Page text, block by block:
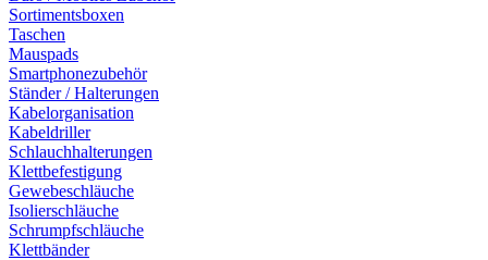
Sortimentsboxen
Taschen
Mauspads
Smartphonezubehör
Ständer / Halterungen
Kabelorganisation
Kabeldriller
Schlauchhalterungen
Klettbefestigung
Gewebeschläuche
Isolierschläuche
Schrumpfschläuche
Klettbänder